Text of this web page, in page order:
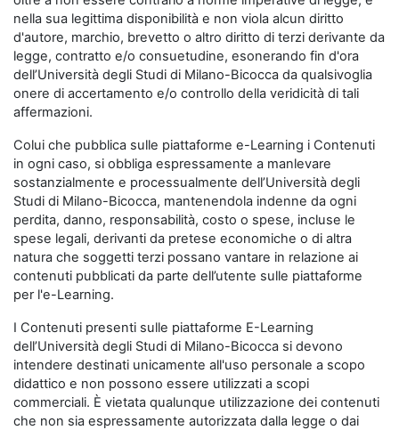
nella sua legittima disponibilità e non viola alcun diritto
d'autore, marchio, brevetto o altro diritto di terzi derivante da
legge, contratto e/o consuetudine, esonerando fin d'ora
dell’Università degli Studi di Milano-Bicocca da qualsivoglia
onere di accertamento e/o controllo della veridicità di tali
affermazioni.
Colui che pubblica sulle piattaforme e-Learning i Contenuti
in ogni caso, si obbliga espressamente a manlevare
sostanzialmente e processualmente dell’Università degli
Studi di Milano-Bicocca, mantenendola indenne da ogni
perdita, danno, responsabilità, costo o spese, incluse le
spese legali, derivanti da pretese economiche o di altra
natura che soggetti terzi possano vantare in relazione ai
contenuti pubblicati da parte dell’utente sulle piattaforme
per l'e-Learning.
I Contenuti presenti sulle piattaforme E-Learning
dell’Università degli Studi di Milano-Bicocca si devono
intendere destinati unicamente all'uso personale a scopo
didattico e non possono essere utilizzati a scopi
commerciali. È vietata qualunque utilizzazione dei contenuti
che non sia espressamente autorizzata dalla legge o dai